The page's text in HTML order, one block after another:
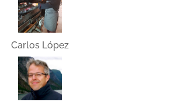
Carlos López